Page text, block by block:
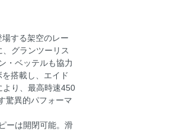
する架空のレー
グランツーリス
・ベッテルも協力
搭載し、エイド
より、最高時速450
驚異的パフォーマ
ーは開閉可能。滑